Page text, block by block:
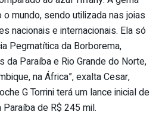
mundo, sendo utilizada nas joias
nacionais e internacionais. Ela só
Pegmatítica da Borborema,
Paraíba e Rio Grande do Norte,
na África”, exalta Cesar,
G Torrini terá um lance inicial de
de R$ 245 mil.